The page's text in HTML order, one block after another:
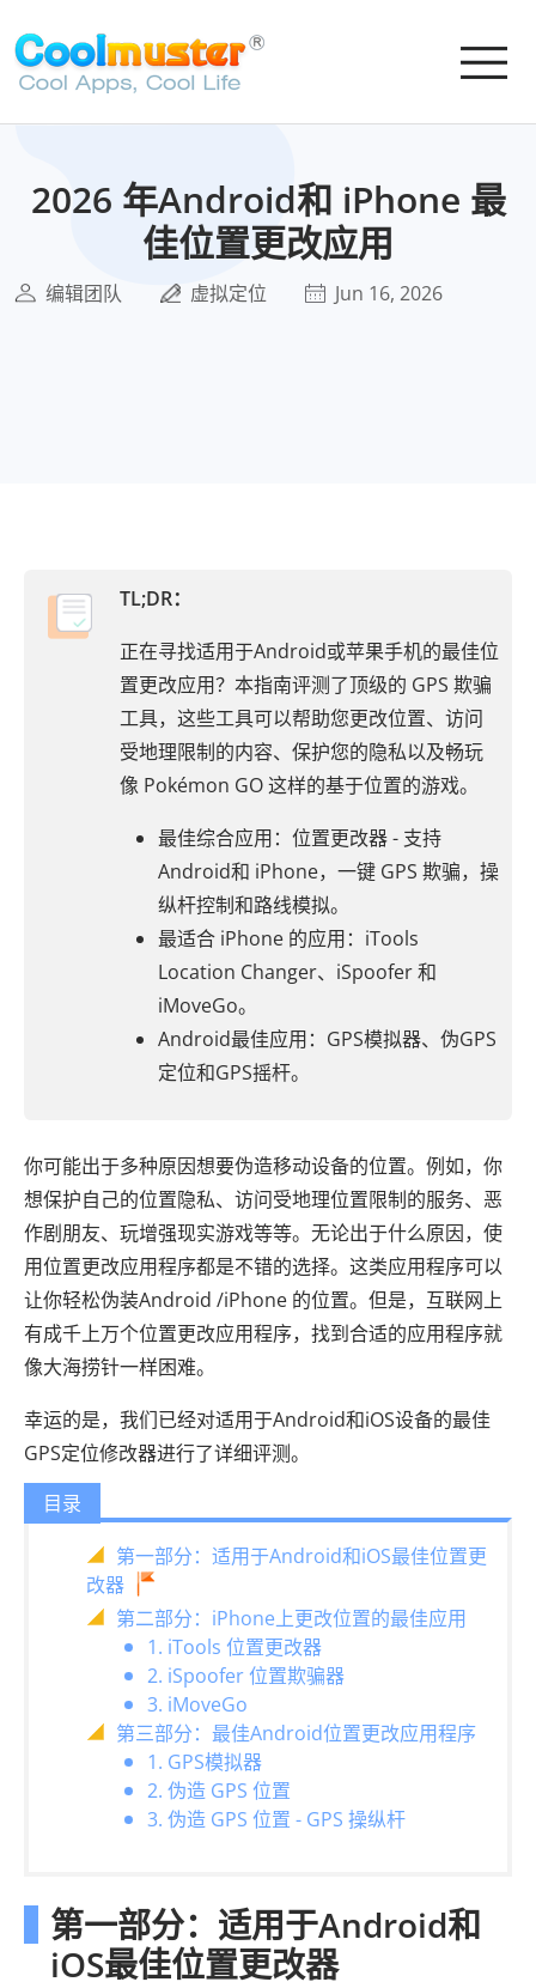
2026 年Android和 iPhone 最
佳位置更改应用
编辑团队 虚拟定位 Jun 16, 2026
TL;DR：
正在寻找适用于Android或苹果手机的最佳位
置更改应用？本指南评测了顶级的 GPS 欺骗
工具，这些工具可以帮助您更改位置、访问
受地理限制的内容、保护您的隐私以及畅玩
像 Pokémon GO 这样的基于位置的游戏。
最佳综合应用：位置更改器 - 支持
Android和 iPhone，一键 GPS 欺骗，操
纵杆控制和路线模拟。
最适合 iPhone 的应用：iTools
Location Changer、iSpoofer 和
iMoveGo。
Android最佳应用：GPS模拟器、伪GPS
定位和GPS摇杆。
你可能出于多种原因想要伪造移动设备的位置。例如，你
想保护自己的位置隐私、访问受地理位置限制的服务、恶
作剧朋友、玩增强现实游戏等等。无论出于什么原因，使
用位置更改应用程序都是不错的选择。这类应用程序可以
让你轻松伪装Android /iPhone 的位置。但是，互联网上
有成千上万个位置更改应用程序，找到合适的应用程序就
像大海捞针一样困难。
幸运的是，我们已经对适用于Android和iOS设备的最佳
GPS定位修改器进行了详细评测。
目录
第一部分：适用于Android和iOS最佳位置更
改器
第二部分：iPhone上更改位置的最佳应用
1. iTools 位置更改器
2. iSpoofer 位置欺骗器
3. iMoveGo
第三部分：最佳Android位置更改应用程序
1. GPS模拟器
2. 伪造 GPS 位置
3. 伪造 GPS 位置 - GPS 操纵杆
第一部分：适用于Android和
iOS最佳位置更改器